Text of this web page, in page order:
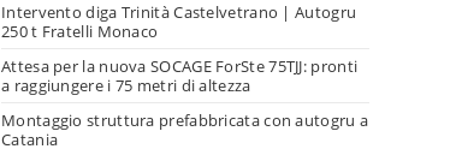
Intervento diga Trinità Castelvetrano | Autogru
250 t Fratelli Monaco
Attesa per la nuova SOCAGE ForSte 75TJJ: pronti
a raggiungere i 75 metri di altezza
Montaggio struttura prefabbricata con autogru a
Catania